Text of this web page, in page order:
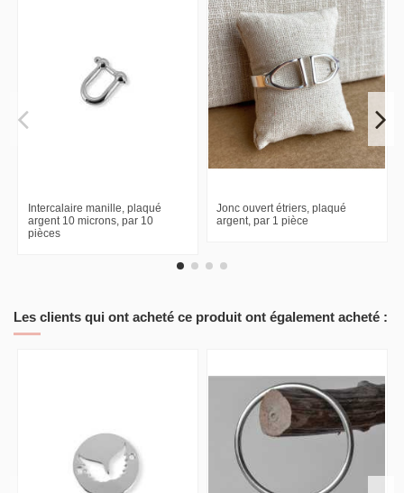
Intercalaire manille, plaqué
argent 10 microns, par 10
pièces
Jonc ouvert étriers, plaqué
argent, par 1 pièce
Les clients qui ont acheté ce produit ont également acheté :